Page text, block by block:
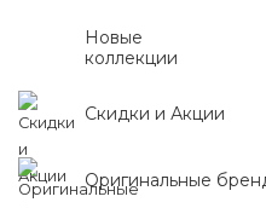
Новые
коллекции
Скидки и Акции
Оригинальные